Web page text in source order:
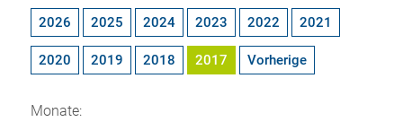
2026 2025 2024 2023 2022 2021
2020 2019 2018 2017 Vorherige
Monate: